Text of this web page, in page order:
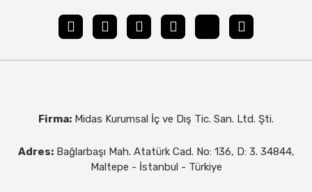
Firma: Midas Kurumsal İç ve Dış Tic. San. Ltd. Şti.
Adres: Bağlarbaşı Mah. Atatürk Cad. No: 136, D: 3. 34844,
Maltepe - İstanbul - Türkiye